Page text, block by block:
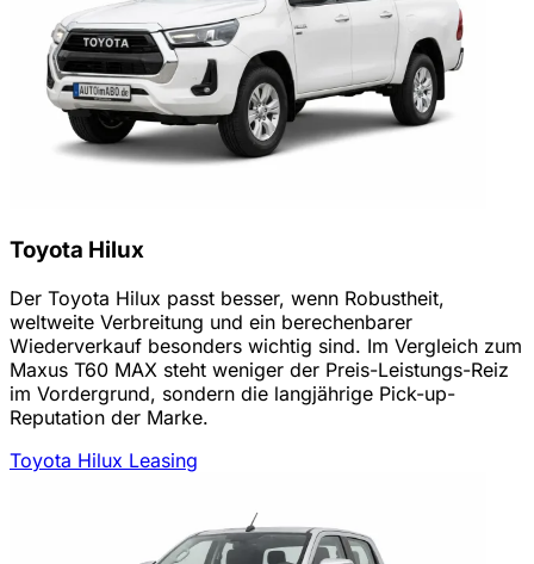
Toyota Hilux
Der Toyota Hilux passt besser, wenn Robustheit,
weltweite Verbreitung und ein berechenbarer
Wiederverkauf besonders wichtig sind. Im Vergleich zum
Maxus T60 MAX steht weniger der Preis-Leistungs-Reiz
im Vordergrund, sondern die langjährige Pick-up-
Reputation der Marke.
Toyota Hilux Leasing